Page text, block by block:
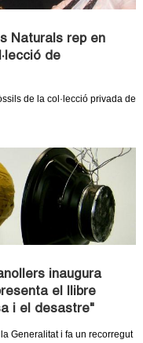
Naturals rep en
de
de la col·lecció privada de
inaugura
el llibre
i el desastre"
Generalitat i fa un recorregut